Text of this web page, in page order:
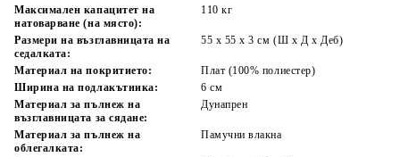
Максимален капацитет на
натоварване (на място):
110 кг
Размери на възглавницата на
седалката:
55 x 55 x 3 см (Ш x Д x Деб)
Материал на покритието:
Плат (100% полиестер)
Ширина на подлакътника:
6 см
Материал за пълнеж на
възглавницата за сядане:
Дунапрен
Материал за пълнеж на
облегалката:
Памучни влакна